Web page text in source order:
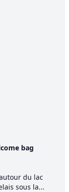
bag
du lac
sous la...